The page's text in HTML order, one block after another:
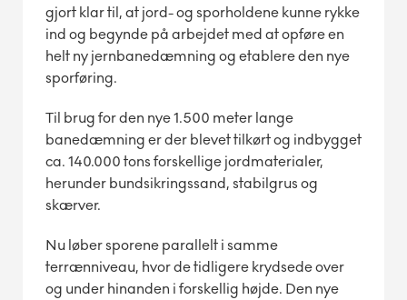
gjort klar til, at jord- og sporholdene kunne rykke
ind og begynde på arbejdet med at opføre en
helt ny jernbanedæmning og etablere den nye
sporføring.
Til brug for den nye 1.500 meter lange
banedæmning er der blevet tilkørt og indbygget
ca. 140.000 tons forskellige jordmaterialer,
herunder bundsikringssand, stabilgrus og
skærver.
Nu løber sporene parallelt i samme
terrænniveau, hvor de tidligere krydsede over
og under hinanden i forskellig højde. Den nye